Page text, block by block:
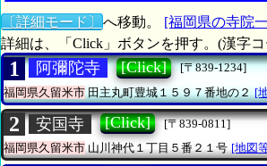
〔詳細モード〕 へ移動。 [福岡県の寺院
詳細は、「Click」ボタンを押す。(漢字
1 阿彌陀寺 [Click]
[〒839-1234]
福岡県久留米市田主丸町豊城１５９７番地の２ [
2 安国寺 [Click]
[〒839-0811]
福岡県久留米市山川神代１丁目５番２１号 [地図